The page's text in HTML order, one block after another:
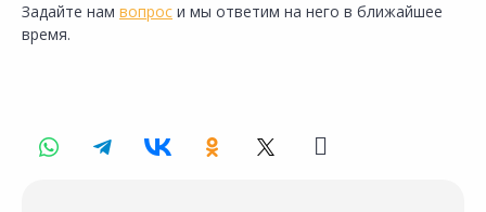
Задайте нам вопрос и мы ответим на него в ближайшее
время.